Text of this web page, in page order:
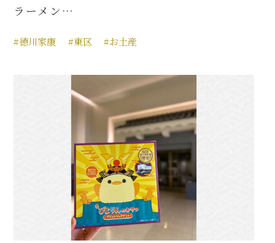
ラーメン…
#徳川家康 #東区 #お土産